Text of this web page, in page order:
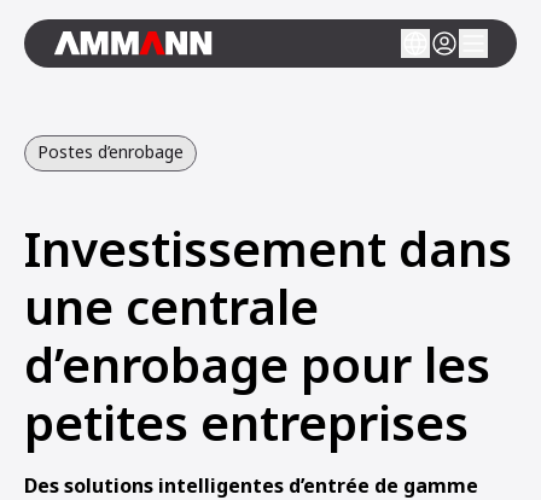
Postes d’enrobage
Investissement dans
une centrale
d’enrobage pour les
petites entreprises
Des solutions intelligentes d’entrée de gamme